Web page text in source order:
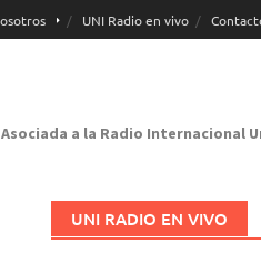
UNI Radio en vivo
a la Radio Internacional
UNI RADIO EN VIVO